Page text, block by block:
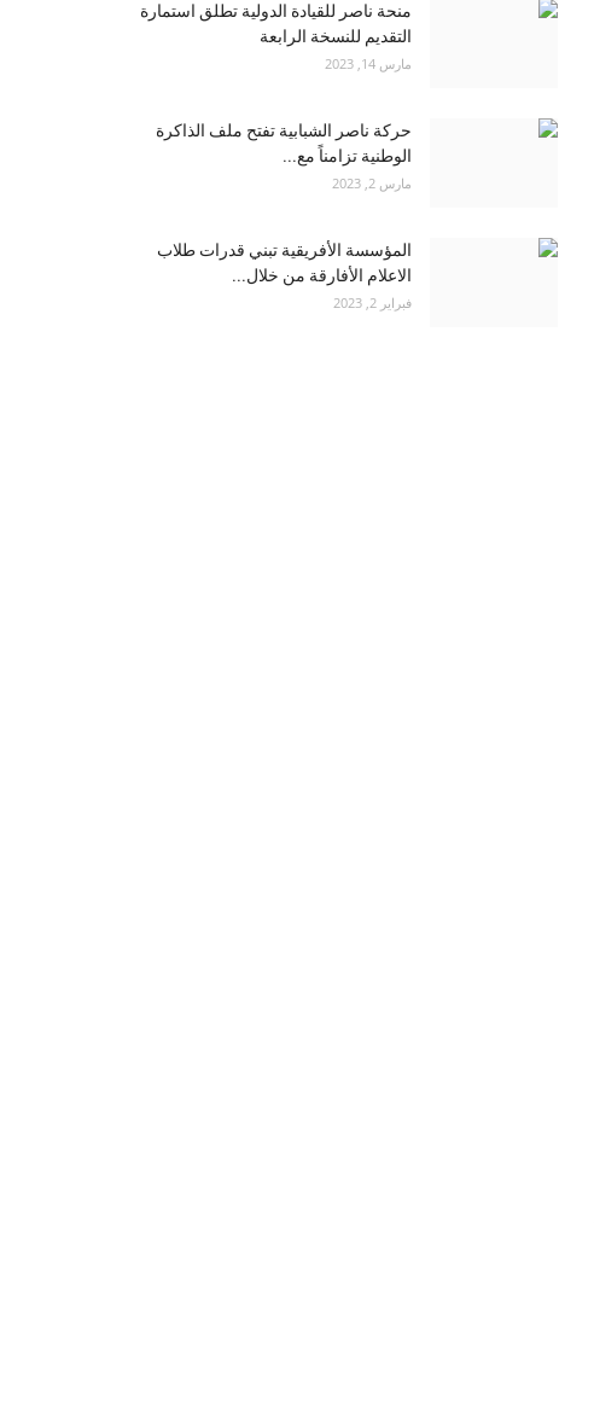
منحة ناصر للقيادة الدولية تطلق استمارة
التقديم للنسخة الرابعة
مارس 14, 2023
حركة ناصر الشبابية تفتح ملف الذاكرة
الوطنية تزامناً مع...
مارس 2, 2023
المؤسسة الأفريقية تبني قدرات طلاب
الاعلام الأفارقة من خلال...
فبراير 2, 2023